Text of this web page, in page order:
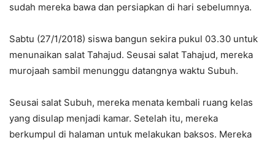
sudah mereka bawa dan persiapkan di hari sebelumnya.
Sabtu (27/1/2018) siswa bangun sekira pukul 03.30 untuk
menunaikan salat Tahajud. Seusai salat Tahajud, mereka
murojaah sambil menunggu datangnya waktu Subuh.
Seusai salat Subuh, mereka menata kembali ruang kelas
yang disulap menjadi kamar. Setelah itu, mereka
berkumpul di halaman untuk melakukan baksos. Mereka